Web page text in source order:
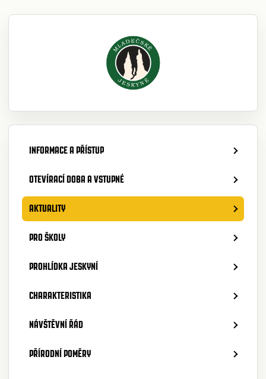
INFORMACE A PŘÍSTUP
OTEVÍRACÍ DOBA A VSTUPNÉ
AKTUALITY
PRO ŠKOLY
PROHLÍDKA JESKYNÍ
CHARAKTERISTIKA
NÁVŠTĚVNÍ ŘÁD
PŘÍRODNÍ POMĚRY